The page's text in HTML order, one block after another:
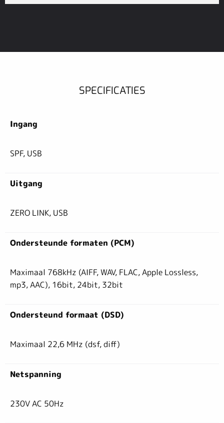
SPECIFICATIES
Ingang
SPF, USB
Uitgang
ZERO LINK, USB
Ondersteunde formaten (PCM)
Maximaal 768kHz (AIFF, WAV, FLAC, Apple Lossless,
mp3, AAC), 16bit, 24bit, 32bit
Ondersteund formaat (DSD)
Maximaal 22,6 MHz (dsf, diff)
Netspanning
230V AC 50Hz